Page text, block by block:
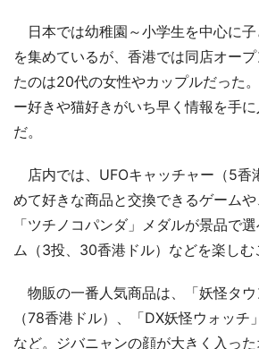
日本では幼稚園～小学生を中心に
を集めているが、香港では同店オー
たのは20代の女性やカップルだった
ー好きや猫好きがいち早く情報を手
だ。
店内では、UFOキャッチャー（5香
めて好きな商品と交換できるゲーム
「ツチノコパンダ」メダルが景品で
ム（3投、30香港ドル）などを楽しむ
物販の一番人気商品は、「妖怪タウ
（78香港ドル）、「DX妖怪ウォッチ
など。ジバニャンの顔が大きく入っ